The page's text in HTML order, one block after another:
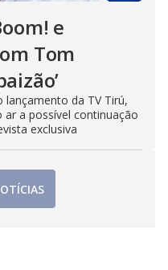
e
Tom
da TV Tirú,
a possível continuação
exclusiva